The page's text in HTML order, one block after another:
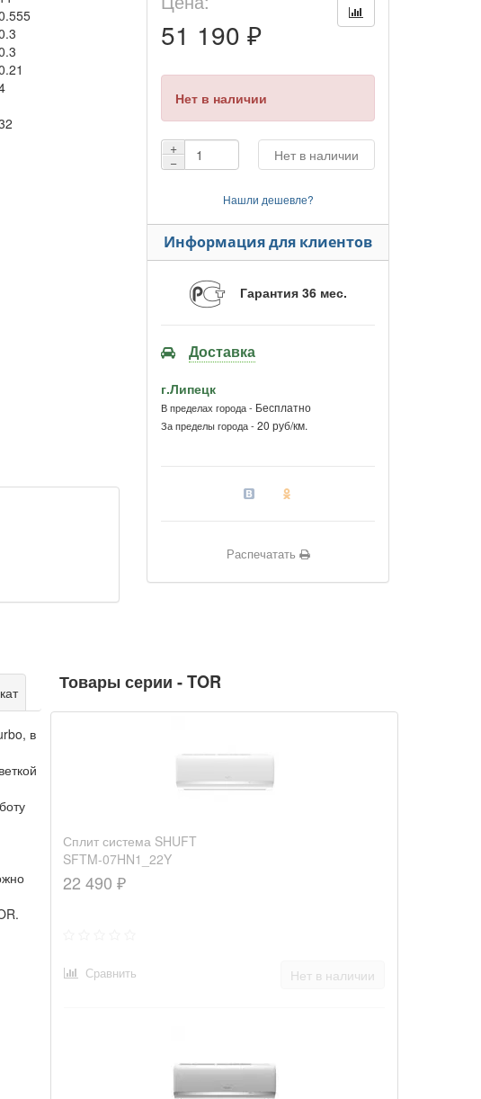
51 190 ₽
Нет в наличии
+
−
Нет в наличии
Нашли дешевле?
Информация для клиентов
Гарантия 36 мес.
Доставка
г.Липецк
В пределах города - Бесплатно
За пределы города - 20 руб/км.
Распечатать
в
Товары серии - TOR
Сплит система SHUFT
SFTM-07HN1_22Y
22 490 ₽
Нет в наличии
Сравнить